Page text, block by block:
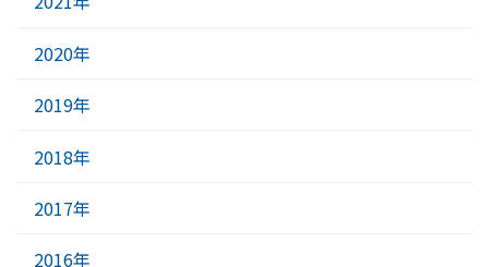
2020年
2019年
2018年
2017年
2016年